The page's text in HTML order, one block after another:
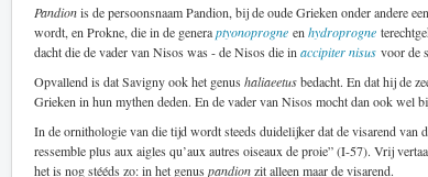
Pandionis de persoonsnaam Pandion, bij de oude Grieken onder andere
wordt, en Prokne, die in de generaptyonoprogne en hydroprogne
dacht die de vader van Nisos was - de Nisos die in accipiter nisus voor de
Opvallend is dat Savigny ook het genus haliaeetusbedacht. En dat hij de
Grieken in hun mythen deden. En de vader van Nisos mocht dan ook wel
In de ornithologie van die tijd wordt steeds duidelijker dat de visarend van
ressemble plus aux aigles qu’aux autres oiseaux de proie” (I-57). Vrij
het is nog stééds zo: in het genus pandionzit alleen maar de visarend.